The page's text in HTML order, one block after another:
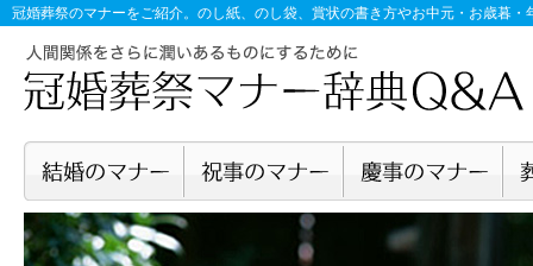
冠婚葬祭のマナーをご紹介。のし紙、のし袋、賞状の書き方やお中元・お歳暮